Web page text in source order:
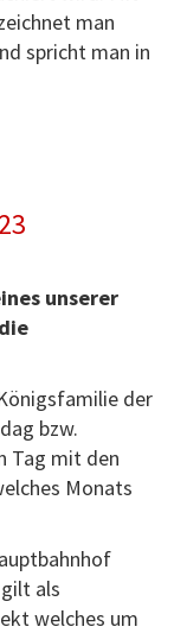
man
spricht man in
unserer
der
bzw.
Tag mit den
Monats
als
welches um